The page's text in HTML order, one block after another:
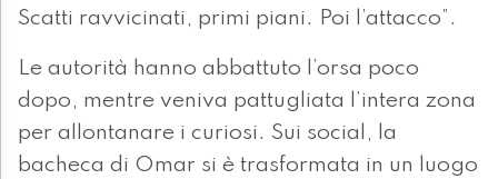
Scatti ravvicinati, primi piani. Poi l’attacco”.
Le autorità hanno abbattuto l’orsa poco
dopo, mentre veniva pattugliata l’intera zona
per allontanare i curiosi. Sui social, la
bacheca di Omar si è trasformata in un luogo